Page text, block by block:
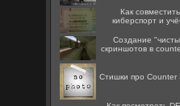
Как совместить
киберспорт и
Создание
скриншотов в
Стишки про Counter